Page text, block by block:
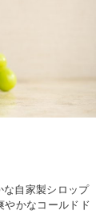
自家製シロップ
やかなコールドド